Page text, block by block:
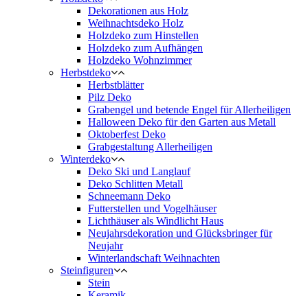
Dekorationen aus Holz
Weihnachtsdeko Holz
Holzdeko zum Hinstellen
Holzdeko zum Aufhängen
Holzdeko Wohnzimmer
Herbstdeko
Herbstblätter
Pilz Deko
Grabengel und betende Engel für Allerheiligen
Halloween Deko für den Garten aus Metall
Oktoberfest Deko
Grabgestaltung Allerheiligen
Winterdeko
Deko Ski und Langlauf
Deko Schlitten Metall
Schneemann Deko
Futterstellen und Vogelhäuser
Lichthäuser als Windlicht Haus
Neujahrsdekoration und Glücksbringer für
Neujahr
Winterlandschaft Weihnachten
Steinfiguren
Stein